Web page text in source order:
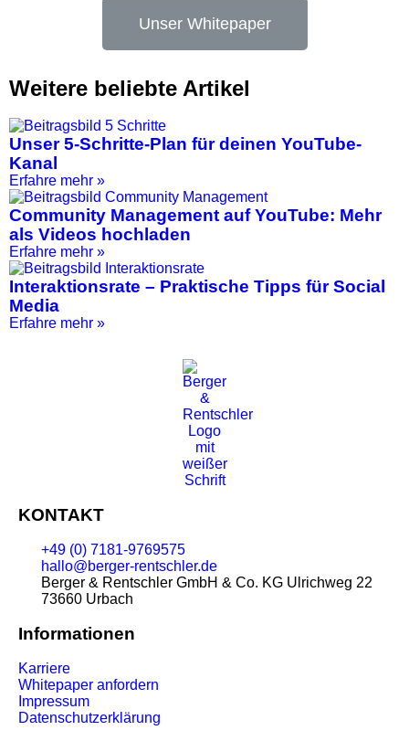
Unser Whitepaper
Weitere beliebte Artikel
Unser 5-Schritte-Plan für deinen YouTube-
Kanal
Erfahre mehr »
Community Management auf YouTube: Mehr
als Videos hochladen
Erfahre mehr »
Interaktionsrate – Praktische Tipps für Social
Media
Erfahre mehr »
KONTAKT
+49 (0) 7181-9769575
hallo@berger-rentschler.de
Berger & Rentschler GmbH & Co. KG Ulrichweg 22
73660 Urbach
Informationen
Karriere
Whitepaper anfordern
Impressum
Datenschutzerklärung